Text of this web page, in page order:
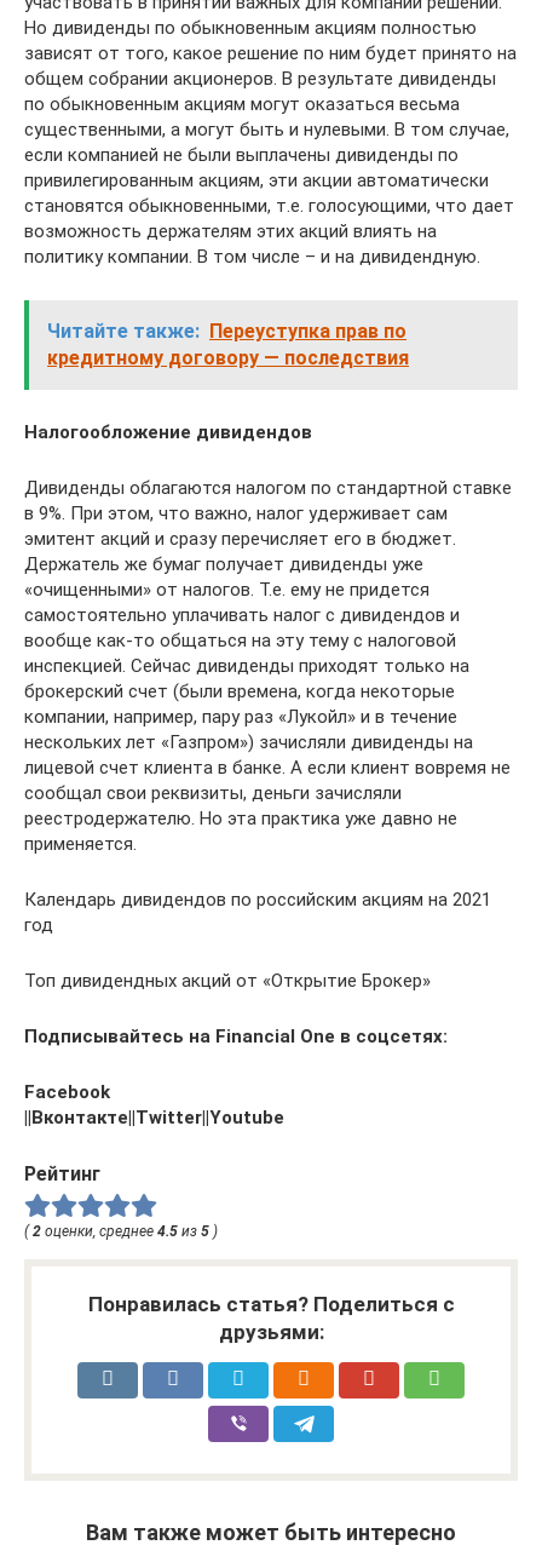
Но дивиденды по обыкновенным акциям полностью
зависят от того, какое решение по ним будет принято на
общем собрании акционеров. В результате дивиденды
по обыкновенным акциям могут оказаться весьма
существенными, а могут быть и нулевыми. В том случае,
если компанией не были выплачены дивиденды по
привилегированным акциям, эти акции автоматически
становятся обыкновенными, т.е. голосующими, что дает
возможность держателям этих акций влиять на
политику компании. В том числе – и на дивидендную.
Читайте также: Переуступка прав по
кредитному договору — последствия
Налогообложение дивидендов
Дивиденды облагаются налогом по стандартной ставке
в 9%. При этом, что важно, налог удерживает сам
эмитент акций и сразу перечисляет его в бюджет.
Держатель же бумаг получает дивиденды уже
«очищенными» от налогов. Т.е. ему не придется
самостоятельно уплачивать налог с дивидендов и
вообще как-то общаться на эту тему с налоговой
инспекцией. Сейчас дивиденды приходят только на
брокерский счет (были времена, когда некоторые
компании, например, пару раз «Лукойл» и в течение
нескольких лет «Газпром») зачисляли дивиденды на
лицевой счет клиента в банке. А если клиент вовремя не
сообщал свои реквизиты, деньги зачисляли
реестродержателю. Но эта практика уже давно не
применяется.
Календарь дивидендов по российским акциям на 2021
год
Топ дивидендных акций от «Открытие Брокер»
Подписывайтесь на Financial One в соцсетях:
Facebook
||Вконтакте||Twitter||Youtube
Рейтинг
(2 оценки, среднее 4.5 из 5 )
Понравилась статья? Поделиться с
друзьями:
Вам также может быть интересно